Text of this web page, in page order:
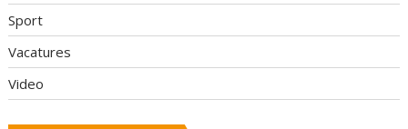
Sport
Vacatures
Video